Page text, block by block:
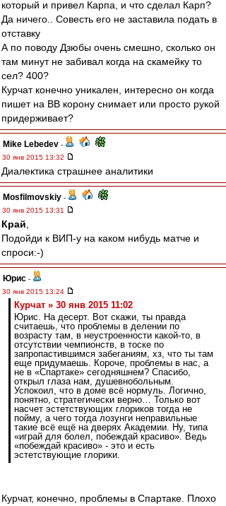
который и привел Карпа, и что сделал Карп?
Да ничего.. Совесть его не заставила подать в
отставку
А по поводу Дзюбы очень смешно, сколько он
там минут не забивал когда на скамейку то
сел? 400?
Курчат конечно уникален, интересно он когда
пишет на ВВ корону снимает или просто рукой
придерживает?
Mike Lebedev -
30 янв 2015 13:32
Диалектика страшнее аналитики
Mosfilmovskiy -
30 янв 2015 13:31
Край
Подойди к ВИП-у на каком нибудь матче и
спроси:-)
Юрис -
30 янв 2015 13:24
Курчат » 30 янв 2015 11:02
Юрис. На десерт. Вот скажи, ты правда
считаешь, что проблемы в делении по
возрасту там, в неустроенности какой-то, в
отсутствии чемпионств, в тоске по
запропастившимся забеганиям, хз, что ты там
еще придумаешь. Короче, проблемы в нас, а
не в «Спартаке» сегодняшнем? Спасибо,
открыл глаза нам, душевнобольным.
Успокоил, что в доме всё нормуль. Логично,
понятно, стратегически верно… Только вот
насчет эстетствующих глориков тогда не
пойму, а чего тогда лозунги неправильные
такие всё ещё на дверях Академии. Ну, типа
«играй для болел, побеждай красиво». Ведь
«побеждай красиво» - это и есть
эстетствующие глорики.
Курчат, конечно, проблемы в Спартаке. Плохо